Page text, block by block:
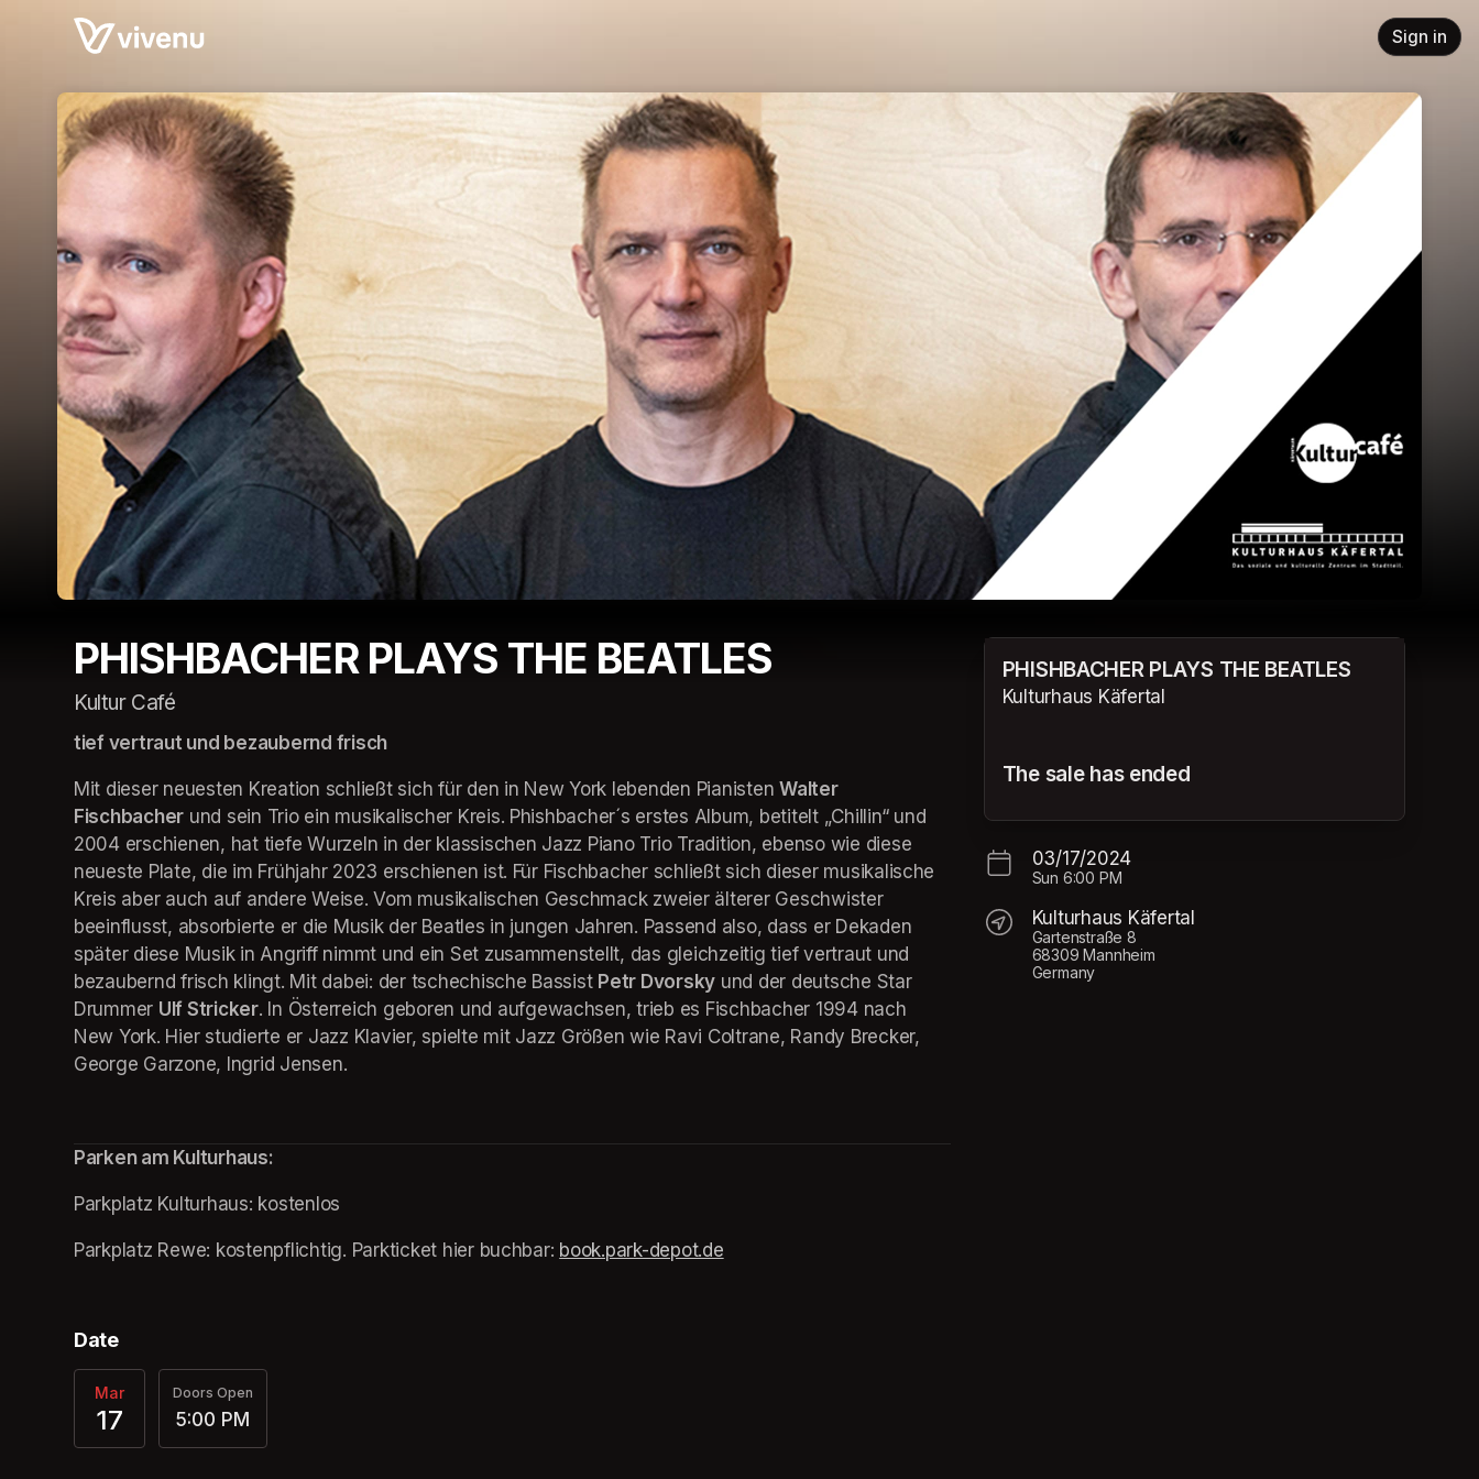
Skip header
Sign in
PHISHBACHER PLAYS THE BEATLES
Kultur Café
tief vertraut und bezaubernd frisch
Mit dieser neuesten Kreation schließt sich für den in New York lebenden Pianisten Walter
Fischbacher und sein Trio ein musikalischer Kreis. Phishbacher´s erstes Album, betitelt „Chillin“ und
2004 erschienen, hat tiefe Wurzeln in der klassischen Jazz Piano Trio Tradition, ebenso wie diese
neueste Plate, die im Frühjahr 2023 erschienen ist. Für Fischbacher schließt sich dieser musikalische
Kreis aber auch auf andere Weise. Vom musikalischen Geschmack zweier älterer Geschwister
beeinflusst, absorbierte er die Musik der Beatles in jungen Jahren. Passend also, dass er Dekaden
später diese Musik in Angriff nimmt und ein Set zusammenstellt, das gleichzeitig tief vertraut und
bezaubernd frisch klingt. Mit dabei: der tschechische Bassist Petr Dvorsky und der deutsche Star
Drummer Ulf Stricker. In Österreich geboren und aufgewachsen, trieb es Fischbacher 1994 nach
New York. Hier studierte er Jazz Klavier, spielte mit Jazz Größen wie Ravi Coltrane, Randy Brecker,
George Garzone, Ingrid Jensen.
Parken am Kulturhaus:
Parkplatz Kulturhaus: kostenlos
Parkplatz Rewe: kostenpflichtig. Parkticket hier buchbar: (opens in a new tab)
book.park-depot.de
Date
Mar
17
Doors Open
5:00 PM
PHISHBACHER PLAYS THE BEATLES
Kulturhaus Käfertal
The sale has ended
03/17/2024
Sun 6:00 PM
Kulturhaus Käfertal
Gartenstraße 8
68309 Mannheim
Germany